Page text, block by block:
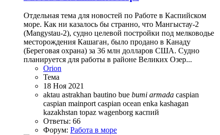
Отдельная тема для новостей по Работе в Каспийском
море. Как ни казалось бы странно, что Мангыстау-2
(Mangystau-2), судно целевой постройки под мелководье
месторождения Кашаган, было продано в Канаду
(Береговая охрана) за 36 млн долларов США. Судно
планируется для работы в районе Великих Озер...
Orion
Тема
18 Ноя 2021
aktau astrakhan bautino bue bumi armada caspian
caspian mainport caspian ocean enka kashagan
kazakhstan topaz wagenborg каспий
Ответы: 66
Форум: Работа в море